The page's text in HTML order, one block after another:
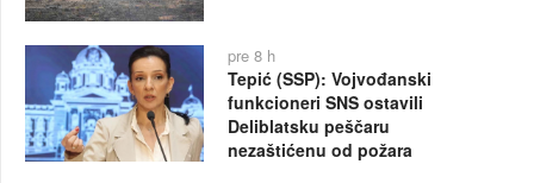
pre 8 h
Tepić (SSP): Vojvođanski
funkcioneri SNS ostavili
Deliblatsku peščaru
nezaštićenu od požara